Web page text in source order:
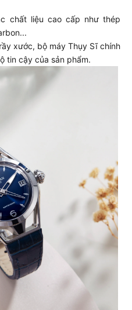
chất liệu cao cấp như thép
xước, bộ máy Thụy Sĩ chính
tin cậy của sản phẩm.